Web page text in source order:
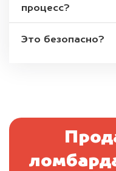
процесс?
Это безопасно?